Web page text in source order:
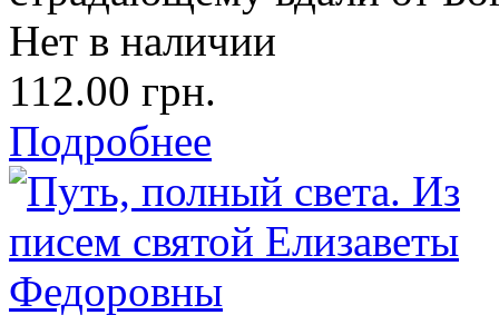
Нет в наличии
112.00 грн.
Подробнее